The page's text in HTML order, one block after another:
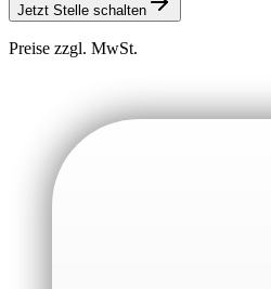
Jetzt Stelle schalten
Preise zzgl. MwSt.